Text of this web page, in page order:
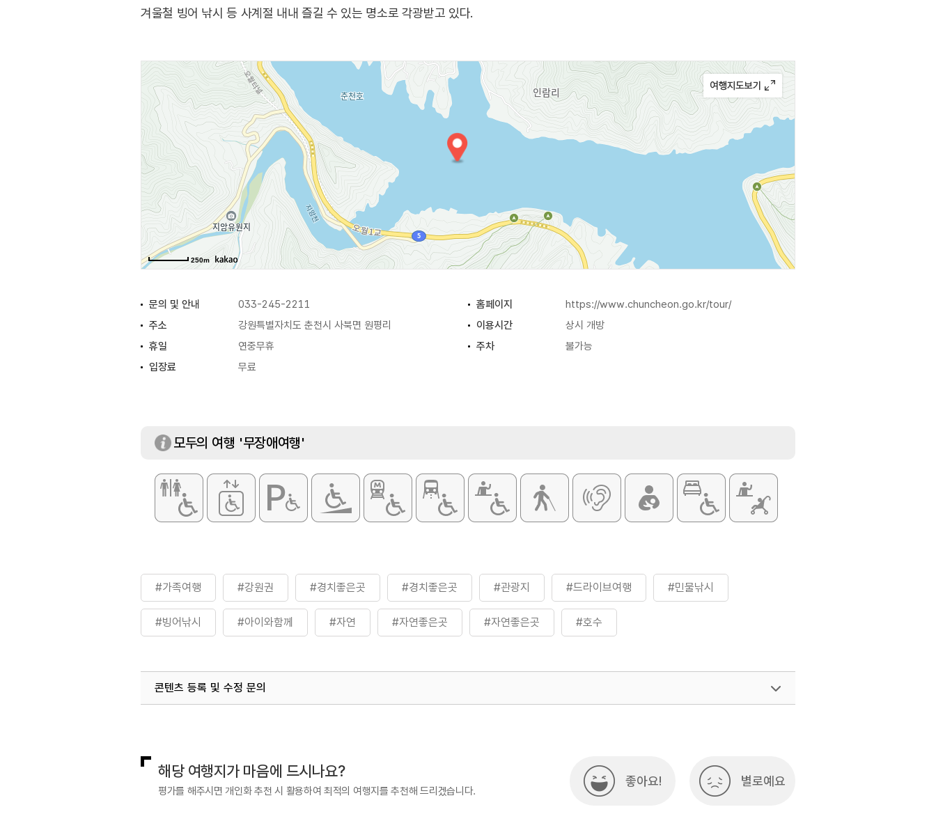
겨울철 빙어 낚시 등 사계절 내내 즐길 수 있는 명소로 각광받고 있다.
250m
문의 및 안내 033-245-2211 홈페이지
https://www.chuncheon.go.kr/tour/
주소
강원특별자치도 춘천시 사북면 원평리 이용시간
상시 개방
휴일
연중무휴 주차
불가능
입장료
무료
모두의 여행 '무장애여행'
#가족여행 #강원권 #경치좋은곳 #경치좋은곳 #관광지 #드라이브여행 #민물낚시
#빙어낚시 #아이와함께 #자연 #자연좋은곳 #자연좋은곳 #호수
콘텐츠 등록 및 수정 문의
해당 여행지가 마음에 드시나요?
평가를 해주시면 개인화 추천 시 활용하여 최적의 여행지를 추천해 드리겠습니다.
좋아요! 별로예요